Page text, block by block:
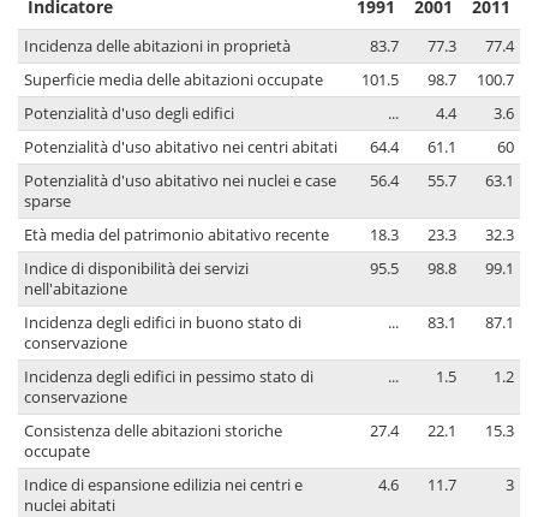
Indicatore 1991 2001 2011
Incidenza delle abitazioni in proprietà 83.7 77.3
77.4
Superficie media delle abitazioni occupate
101.5 98.7
100.7
Potenzialità d'uso degli edifici
... 4.4
3.6
Potenzialità d'uso abitativo nei centri abitati
64.4 61.1
60
Potenzialità d'uso abitativo nei nuclei e case
sparse
56.4 55.7 63.1
Età media del patrimonio abitativo recente 18.3 23.3
32.3
Indice di disponibilità dei servizi
nell'abitazione
95.5 98.8 99.1
Incidenza degli edifici in buono stato di
conservazione
... 83.1 87.1
Incidenza degli edifici in pessimo stato di
conservazione
... 1.5 1.2
Consistenza delle abitazioni storiche
occupate
27.4 22.1 15.3
Indice di espansione edilizia nei centri e
nuclei abitati
4.6 11.7 3